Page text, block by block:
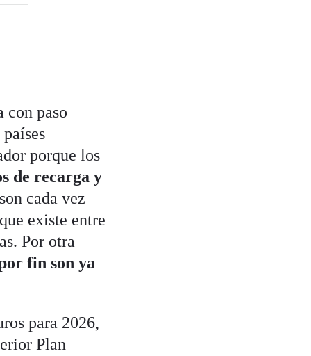
con paso
porque los
de recarga y
cada vez
existe entre
Por otra
fin son ya
para 2026,
Plan